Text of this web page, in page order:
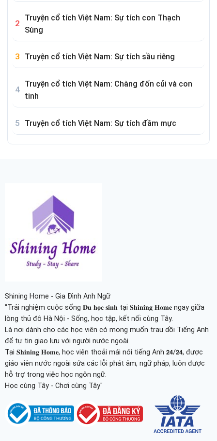
Truyện cổ tích Việt Nam: Sự tích con Thạch
Sùng
Truyện cổ tích Việt Nam: Sự tích sầu riêng
Truyện cổ tích Việt Nam: Chàng đốn củi và con
tinh
Truyện cổ tích Việt Nam: Sự tích đầm mực
Shining Home - Gia Đình Anh Ngữ
"Trải nghiệm cuộc sống 𝐃𝐮 𝐡𝐨̣𝐜 𝐬𝐢𝐧𝐡 tại 𝐒𝐡𝐢𝐧𝐢𝐧𝐠 𝐇𝐨𝐦𝐞 ngay giữa
lòng thủ đô Hà Nội - Sống, học tập, kết nối cùng Tây.
Là nơi dành cho các học viên có mong muốn trau dồi Tiếng Anh
để tự tin giao lưu với người nước ngoài.
Tại 𝐒𝐡𝐢𝐧𝐢𝐧𝐠 𝐇𝐨𝐦𝐞, học viên thoải mái nói tiếng Anh 𝟮𝟰/𝟮𝟰, được
giáo viên nước ngoài sửa các lỗi phát âm, ngữ pháp, luôn được
hỗ trợ trong việc học ngôn ngữ.
Học cùng Tây - Chơi cùng Tây"